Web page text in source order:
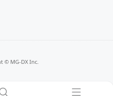
© MG-DX Inc.